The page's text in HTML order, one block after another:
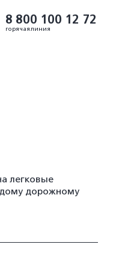
8 800 100 12 72
горячая линия
легковые
дорожному